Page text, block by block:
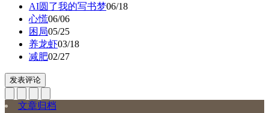
AI圆了我的写书梦06/18
心慌06/06
困局05/25
养龙虾03/18
减肥02/27
发表评论
文章归档